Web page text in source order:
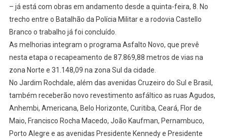
Nova
– já está com obras em andamento desde a quinta-feira, 8. No
trecho entre o Batalhão da Polícia Militar e a rodovia Castello
Branco o trabalho já foi concluído.
As melhorias integram o programa Asfalto Novo, que prevê
nesta etapa o recapeamento de 87.869,88 metros de vias na
zona Norte e 31.148,09 na zona Sul da cidade.
No Jardim Rochdale, além das avenidas Cruzeiro do Sul e Brasil,
também receberão novo revestimento asfáltico as ruas Agudos,
Anhembi, Americana, Belo Horizonte, Curitiba, Ceará, Flor de
Maio, Francisco Rocha Macedo, João Kaufman, Pernambuco,
Porto Alegre e as avenidas Presidente Kennedy e Presidente